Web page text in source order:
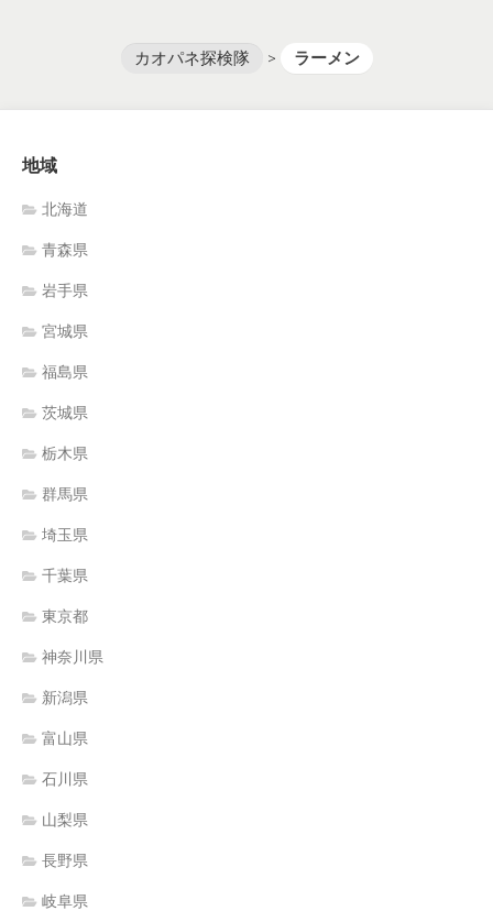
カオパネ探検隊 > ラーメン
地域
北海道
青森県
岩手県
宮城県
福島県
茨城県
栃木県
群馬県
埼玉県
千葉県
東京都
神奈川県
新潟県
富山県
石川県
山梨県
長野県
岐阜県